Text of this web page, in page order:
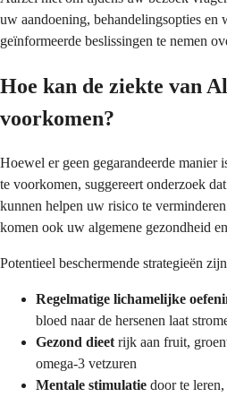
uw aandoening, behandelingsopties en
geïnformeerde beslissingen te nemen
Hoe kan de ziekte van
voorkomen?
Hoewel er geen gegarandeerde manier
te voorkomen, suggereert onderzoek
kunnen helpen uw risico te
komen ook uw algemene gezondheid
Potentieel beschermende strategieën
Regelmatige lichamelijke
bloed naar de hersenen laat
Gezond dieet rijk aan fruit,
omega-3 vetzuren
Mentale stimulatie door te